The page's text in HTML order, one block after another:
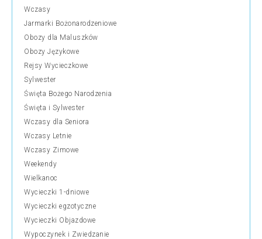
Wczasy
Jarmarki Bożonarodzeniowe
Obozy dla Maluszków
Obozy Językowe
Rejsy Wycieczkowe
Sylwester
Święta Bożego Narodzenia
Święta i Sylwester
Wczasy dla Seniora
Wczasy Letnie
Wczasy Zimowe
Weekendy
Wielkanoc
Wycieczki 1-dniowe
Wycieczki egzotyczne
Wycieczki Objazdowe
Wypoczynek i Zwiedzanie